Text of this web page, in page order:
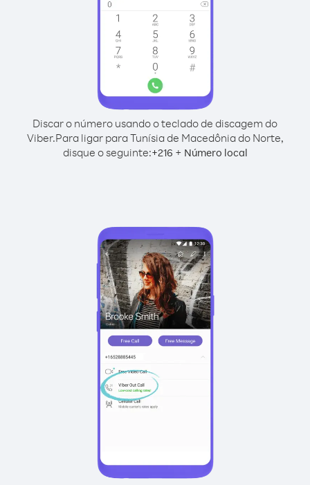
Discar o número usando o teclado de discagem do
Viber.Para ligar para Tunísia de Macedônia do Norte,
disque o seguinte:+216 + Número local